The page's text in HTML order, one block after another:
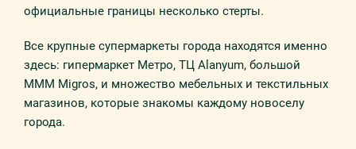
официальные границы несколько стерты.
Все крупные супермаркеты города находятся именно
здесь: гипермаркет Метро, ТЦ Alanyum, большой
МММ Migros, и множество мебельных и текстильных
магазинов, которые знакомы каждому новоселу
города.